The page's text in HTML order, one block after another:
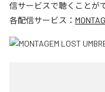
信サービスで聴くことが
各配信サービス：